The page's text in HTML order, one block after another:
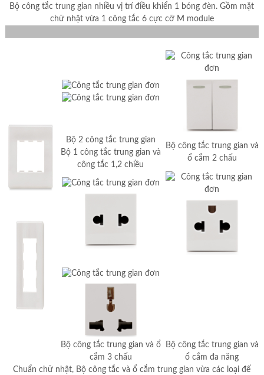
Bộ công tắc trung gian nhiều vị trí điều khiển 1 bóng đèn. Gồm mặt
chữ nhật vừa 1 công tắc 6 cực cỡ M module
Bộ 2 công tắc trung gian
Bộ 1 công tắc trung gian và
công tắc 1,2 chiều
Bộ công tắc trung gian và
ổ cắm 2 chấu
Bộ công tắc trung gian và ổ
cắm 3 chấu
Bộ công tắc trung gian và
ổ cắm đa năng
Chuẩn chữ nhật, Bộ công tắc và ổ cắm trung gian vừa các loại đế